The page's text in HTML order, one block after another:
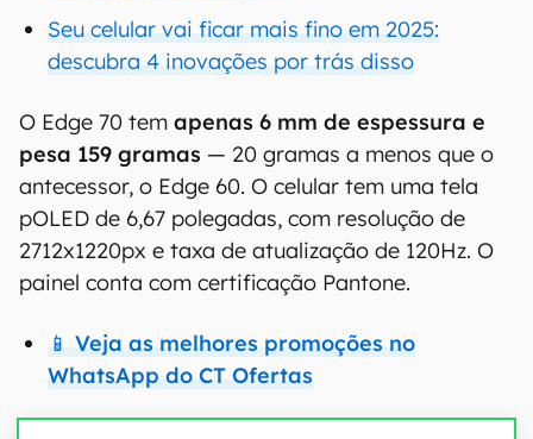
Seu celular vai ficar mais fino em 2025:
descubra 4 inovações por trás disso
O Edge 70 tem apenas 6 mm de espessura e
pesa 159 gramas — 20 gramas a menos que o
antecessor, o Edge 60. O celular tem uma tela
pOLED de 6,67 polegadas, com resolução de
2712x1220px e taxa de atualização de 120Hz. O
painel conta com certificação Pantone.
📱 Veja as melhores promoções no
WhatsApp do CT Ofertas